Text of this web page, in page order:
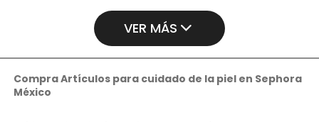
VER MÁS
Compra Artículos para cuidado de la piel en Sephora
México